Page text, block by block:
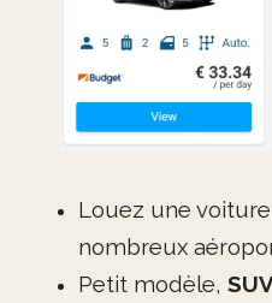
Louez une
nombreux
Petit modèle,